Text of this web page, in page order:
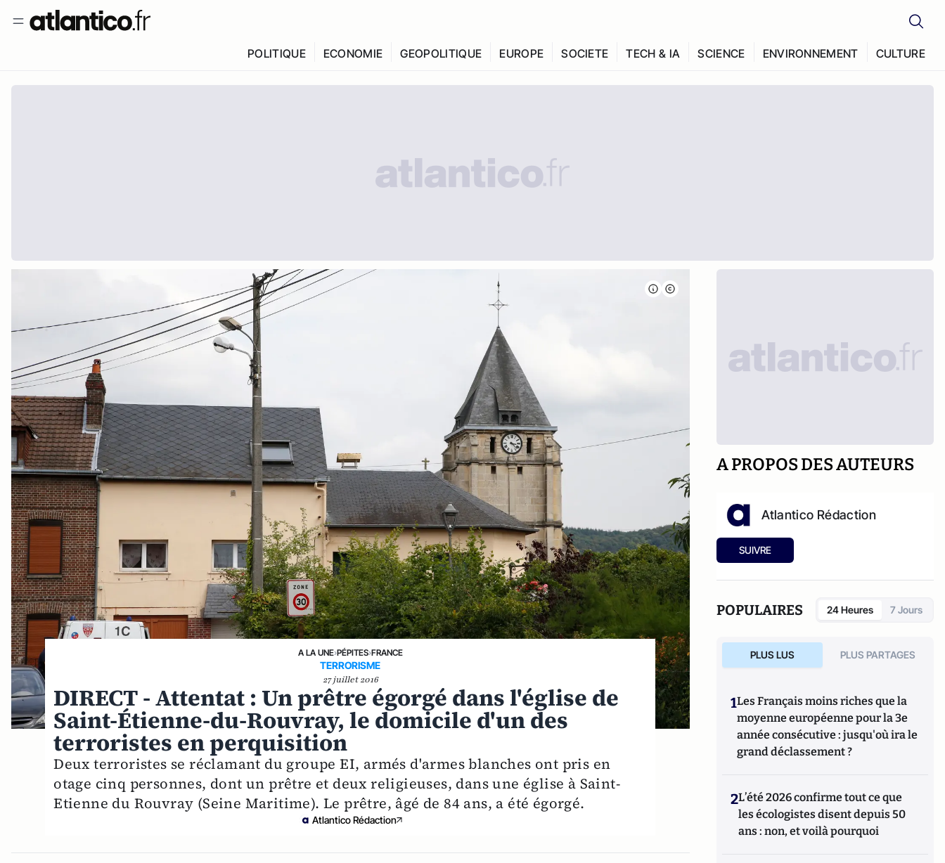
POLITIQUE ECONOMIE GEOPOLITIQUE EUROPE SOCIETE TECH & IA SCIENCE ENVIRONNEMENT CULTURE
A LA UNE›PÉPITES›FRANCE
TERRORISME
27 juillet 2016
DIRECT - Attentat : Un prêtre égorgé dans l'église de
Saint-Étienne-du-Rouvray, le domicile d'un des
terroristes en perquisition
Deux terroristes se réclamant du groupe EI, armés d'armes blanches ont pris en
otage cinq personnes, dont un prêtre et deux religieuses, dans une église à Saint-
Etienne du Rouvray (Seine Maritime). Le prêtre, âgé de 84 ans, a été égorgé.
Atlantico Rédaction
A PROPOS DES AUTEURS
Atlantico Rédaction
SUIVRE
POPULAIRES 24 Heures 7 Jours
PLUS LUS PLUS PARTAGES
1Les Français moins riches que la
moyenne européenne pour la 3e
année consécutive : jusqu'où ira le
grand déclassement ?
2L’été 2026 confirme tout ce que
les écologistes disent depuis 50
ans : non, et voilà pourquoi